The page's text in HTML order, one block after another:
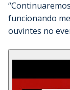
funcionando
ouvintes no